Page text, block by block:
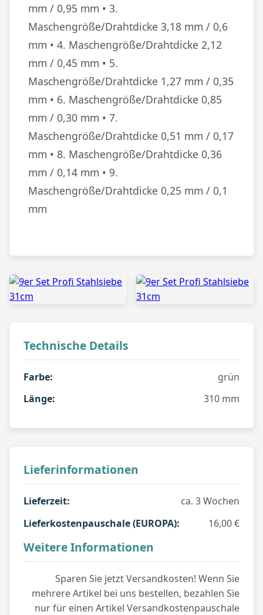
mm / 0,95 mm • 3.
Maschengröße/Drahtdicke 3,18 mm / 0,6
mm • 4. Maschengröße/Drahtdicke 2,12
mm / 0,45 mm • 5.
Maschengröße/Drahtdicke 1,27 mm / 0,35
mm • 6. Maschengröße/Drahtdicke 0,85
mm / 0,30 mm • 7.
Maschengröße/Drahtdicke 0,51 mm / 0,17
mm • 8. Maschengröße/Drahtdicke 0,36
mm / 0,14 mm • 9.
Maschengröße/Drahtdicke 0,25 mm / 0,1
mm
Technische Details
Farbe:
grün
Länge:
310 mm
Lieferinformationen
Lieferzeit:
ca. 3 Wochen
Lieferkostenpauschale (EUROPA):
16,00 €
Weitere Informationen
Sparen Sie jetzt Versandkosten! Wenn Sie
mehrere Artikel bei uns bestellen, bezahlen Sie
nur für einen Artikel Versandkostenpauschale